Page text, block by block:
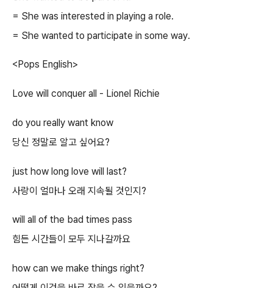
= She was interested in playing a role.
= She wanted to participate in some way.
<Pops English>
Love will conquer all - Lionel Richie
do you really want know
당신 정말로 알고 싶어요?
just how long love will last?
사랑이 얼마나 오래 지속될 것인지?
will all of the bad times pass
힘든 시간들이 모두 지나갈까요
how can we make things right?